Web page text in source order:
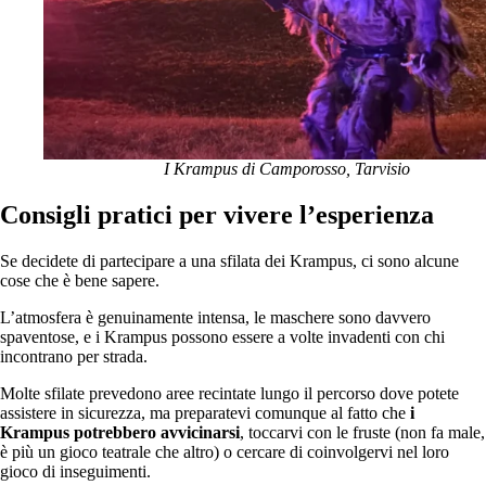
I Krampus di Camporosso, Tarvisio
Consigli pratici per vivere l’esperienza
Se decidete di partecipare a una sfilata dei Krampus, ci sono alcune
cose che è bene sapere.
L’atmosfera è genuinamente intensa, le maschere sono davvero
spaventose, e i Krampus possono essere a volte invadenti con chi
incontrano per strada.
Molte sfilate prevedono aree recintate lungo il percorso dove potete
assistere in sicurezza, ma preparatevi comunque al fatto che i
Krampus potrebbero avvicinarsi, toccarvi con le fruste (non fa male,
è più un gioco teatrale che altro) o cercare di coinvolgervi nel loro
gioco di inseguimenti.